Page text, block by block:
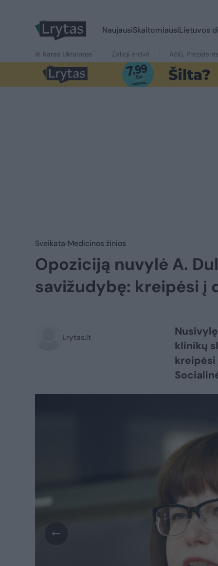
NaujausiSkaitomiausiLietuvos
Karas Ukrainoje Žalioji erdvė Ačiū,
Sveikata Medicinos žinios
Opoziciją nuvylė A.
savižudybę: kreipėsi į
Lrytas.lt
klinikų
kreipėsi